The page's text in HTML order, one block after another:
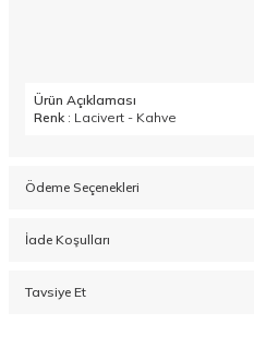
Ürün Açıklaması
Renk : Lacivert - Kahve
Ödeme Seçenekleri
İade Koşulları
Tavsiye Et